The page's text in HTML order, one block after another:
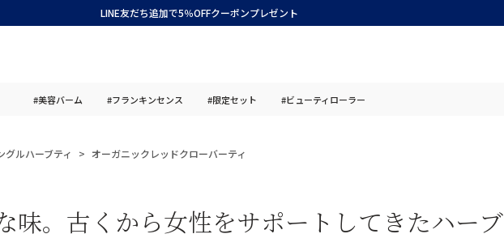
LINE友だち追加で5％OFFクーポンプレゼント
#美容バーム #フランキンセンス #限定セット #ビューティローラー
グルハーブティ オーガニックレッドクローバーティ
味。古くから女性をサポートしてきたハーブ